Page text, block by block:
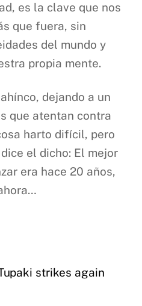
es la clave que nos
que fuera, sin
del mundo y
propia mente.
dejando a un
que atentan contra
harto difícil, pero
el dicho: El mejor
era hace 20 años,
strikes again